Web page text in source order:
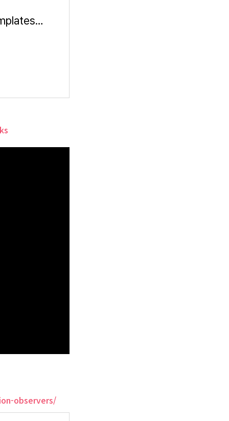
Scrolling Logo designs, themes, templates and downloadable graphic elements on Dribbble
observers/